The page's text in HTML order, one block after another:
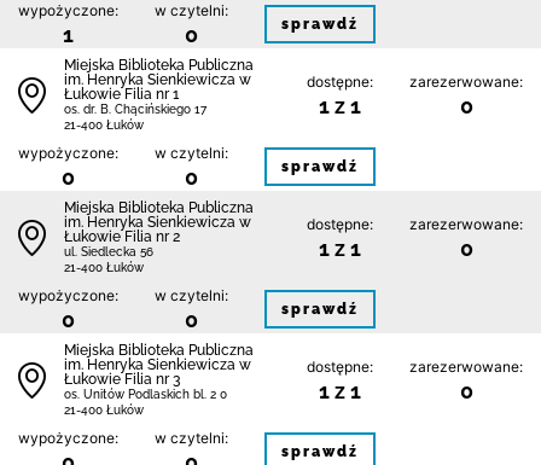
wypożyczone:
1
w czytelni:
0 sprawdź
Miejska Biblioteka Publiczna
im. Henryka Sienkiewicza w
Łukowie Filia nr 1
os. dr. B. Chącińskiego 17
21-400 Łuków
dostępne:
1 z 1
zarezerwowane:
0
wypożyczone:
0
w czytelni:
0 sprawdź
Miejska Biblioteka Publiczna
im. Henryka Sienkiewicza w
Łukowie Filia nr 2
ul. Siedlecka 56
21-400 Łuków
dostępne:
1 z 1
zarezerwowane:
0
wypożyczone:
0
w czytelni:
0 sprawdź
Miejska Biblioteka Publiczna
im. Henryka Sienkiewicza w
Łukowie Filia nr 3
os. Unitów Podlaskich bl. 2 0
21-400 Łuków
dostępne:
1 z 1
zarezerwowane:
0
wypożyczone: w czytelni:
sprawdź